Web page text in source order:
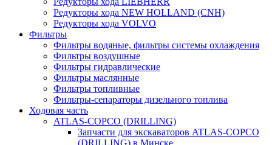
Редукторы хода NEW HOLLAND (CNH)
Редукторы хода VOLVO
Фильтры
Фильтры водяные, фильтры системы охлаждения
Фильтры воздушные
Фильтры гидравлические
Фильтры маслянные
Фильтры топливные
Фильтры-сепараторы дизельного топлива
Ходовая часть
ATLAS-COPCO (DRILLING)
Запчасти для экскаваторов ATLAS-COPCO
(DRILLING) в Минске